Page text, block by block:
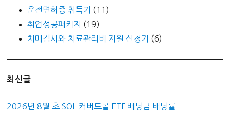
운전면허증 취득기
(11)
취업성공패키지
(19)
치매검사와 치료관리비 지원 신청기
(6)
최신글
2026년 8월 초 SOL 커버드콜 ETF 배당금 배당률